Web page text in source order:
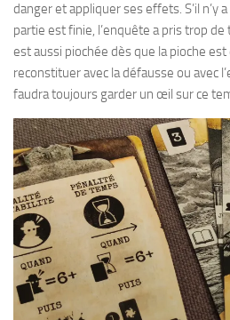
danger et appliquer ses effets. S’il n’y
partie est finie, l’enquête a pris trop
est aussi piochée dès que la pioche est
reconstituer avec la défausse ou avec
faudra toujours garder un œil sur ce